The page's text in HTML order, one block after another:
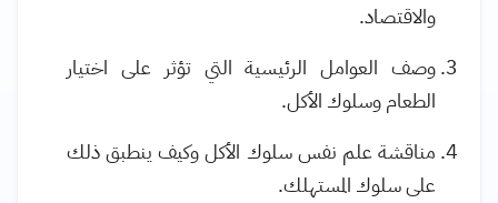
والاقتصاد.
وصف العوامل الرئيسية التي تؤثر على اختيار
الطعام وسلوك الأكل.
مناقشة علم نفس سلوك الأكل وكيف ينطبق ذلك
على سلوك المستهلك.